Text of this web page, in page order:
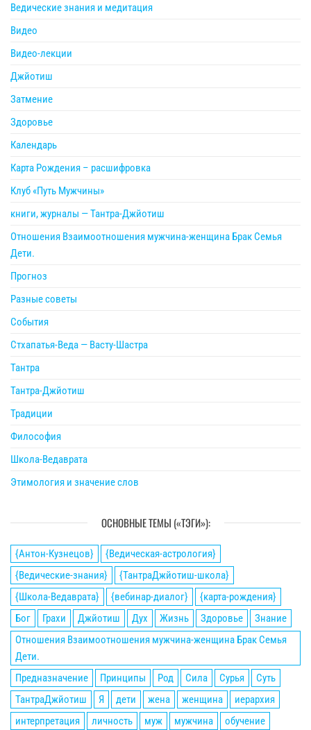
Ведические знания и медитация
Видео
Видео-лекции
Джйотиш
Затмение
Здоровье
Календарь
Карта Рождения – расшифровка
Клуб «Путь Мужчины»
книги, журналы — Тантра-Джйотиш
Отношения Взаимоотношения мужчина-женщина Брак Семья
Дети.
Прогноз
Разные советы
События
Стхапатья-Веда — Васту-Шастра
Тантра
Тантра-Джйотиш
Традиции
Философия
Школа-Ведаврата
Этимология и значение слов
ОСНОВНЫЕ ТЕМЫ («ТЭГИ»):
{Антон-Кузнецов}
{Ведическая-астрология}
{Ведические-знания}
{ТантраДжйотиш-школа}
{Школа-Ведаврата}
{вебинар-диалог}
{карта-рождения}
Бог
Грахи Джйотиш Дух Жизнь Здоровье
Знание
Отношения Взаимоотношения мужчина-женщина Брак Семья
Дети.
Предназначение
Принципы Род Сила Сурья
Суть
ТантраДжйотиш
Я дети жена женщина
иерархия
интерпретация
личность муж мужчина обучение